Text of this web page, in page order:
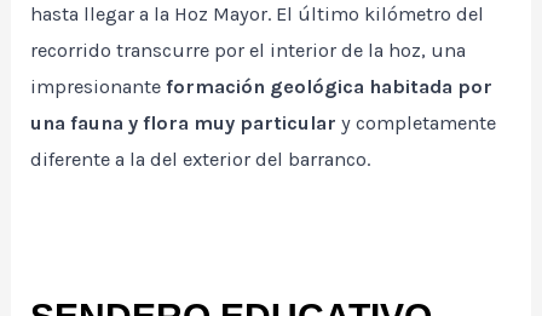
hasta llegar a la Hoz Mayor. El último kilómetro del
recorrido transcurre por el interior de la hoz, una
impresionanteformación geológica habitada por
una fauna y flora muy particular y completamente
diferente a la del exterior del barranco.